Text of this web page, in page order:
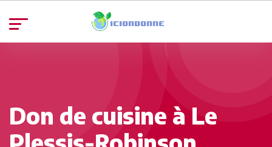
Don de cuisine à Le